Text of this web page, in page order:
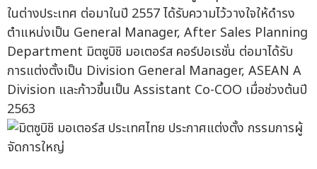
ในต่างประเทศ ต่อมาในปี 2557 ได้รับความไว้วางใจให้ดำรง
ตำแหน่งเป็น General Manager, After Sales Planning
Department มิตซูบิชิ มอเตอร์ส คอร์ปอเรชั่น ต่อมาได้รับ
การแต่งตั้งเป็น Division General Manager, ASEAN A
Division และก้าวขึ้นเป็น Assistant Co-COO เมื่อช่วงต้นปี
2563